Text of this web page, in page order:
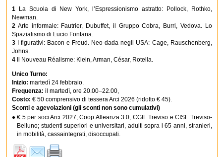
1 La Scuola di New York, l’Espressionismo astratto: Pollock, Rothko,
Newman.
2 Arte informale: Fautrier, Dubuffet, il Gruppo Cobra, Burri, Vedova. Lo
Spazialismo di Lucio Fontana.
3 I figurativi: Bacon e Freud. Neo-dada negli USA: Cage, Rauschenberg,
Johns.
4 Il Nouveau Réalisme: Klein, Arman, César, Rotella.
Unico Turno:
Inizio: martedì 24 febbraio.
Frequenza: il martedì, ore 20.00–22.00,
Costo: € 50 comprensivo di tessera Arci 2026 (ridotto € 45).
Sconti e agevolazioni (gli sconti non sono cumulativi)
€ 5 per soci Arci 2027, Coop Alleanza 3.0, CGIL Treviso e CISL Treviso-
Belluno; studenti superiori e universitari, adulti sopra i 65 anni, stranieri,
in mobilità, cassaintegrati, disoccupati.